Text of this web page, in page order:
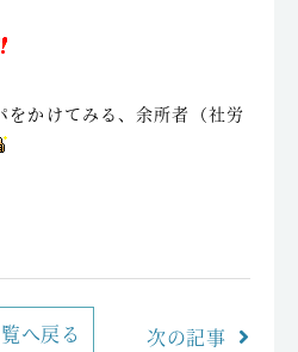
をかけてみる、余所者（社労
へ戻る 次の記事